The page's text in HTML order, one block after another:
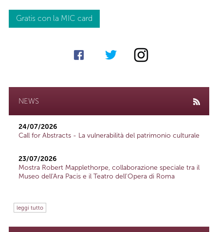
Gratis con la MIC card
NEWS
24/07/2026
Call for Abstracts - La vulnerabilità del patrimonio culturale
23/07/2026
Mostra Robert Mapplethorpe, collaborazione speciale tra il
Museo dell'Ara Pacis e il Teatro dell'Opera di Roma
leggi tutto